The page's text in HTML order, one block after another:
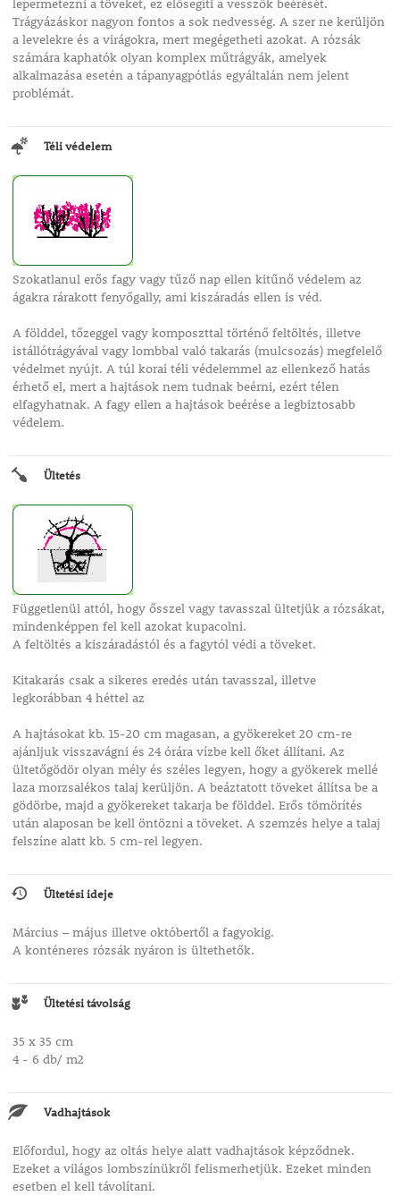
lepermetezni a töveket, ez elősegíti a vesszők beérését.
Trágyázáskor nagyon fontos a sok nedvesség. A szer ne kerüljön
a levelekre és a virágokra, mert megégetheti azokat. A rózsák
számára kaphatók olyan komplex műtrágyák, amelyek
alkalmazása esetén a tápanyagpótlás egyáltalán nem jelent
problémát.
Téli védelem
Szokatlanul erős fagy vagy tűző nap ellen kitűnő védelem az
ágakra rárakott fenyőgally, ami kiszáradás ellen is véd.
A földdel, tőzeggel vagy komposzttal történő feltöltés, illetve
istállótrágyával vagy lombbal való takarás (mulcsozás) megfelelő
védelmet nyújt. A túl korai téli védelemmel az ellenkező hatás
érhető el, mert a hajtások nem tudnak beérni, ezért télen
elfagyhatnak. A fagy ellen a hajtások beérése a legbiztosabb
védelem.
Ültetés
Függetlenül attól, hogy ősszel vagy tavasszal ültetjük a rózsákat,
mindenképpen fel kell azokat kupacolni.
A feltöltés a kiszáradástól és a fagytól védi a töveket.
Kitakarás csak a sikeres eredés után tavasszal, illetve
legkorábban 4 héttel az
A hajtásokat kb. 15-20 cm magasan, a gyökereket 20 cm-re
ajánljuk visszavágni és 24 órára vízbe kell őket állítani. Az
ültetőgödör olyan mély és széles legyen, hogy a gyökerek mellé
laza morzsalékos talaj kerüljön. A beáztatott töveket állítsa be a
gödörbe, majd a gyökereket takarja be földdel. Erős tömörítés
után alaposan be kell öntözni a töveket. A szemzés helye a talaj
felszíne alatt kb. 5 cm-rel legyen.
Ültetési ideje
Március – május illetve októbertől a fagyokig.
A konténeres rózsák nyáron is ültethetők.
Ültetési távolság
35 x 35 cm
4 - 6 db/ m2
Vadhajtások
Előfordul, hogy az oltás helye alatt vadhajtások képződnek.
Ezeket a világos lombszínükről felismerhetjük. Ezeket minden
esetben el kell távolítani.